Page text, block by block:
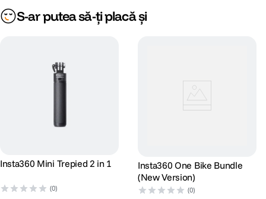
S-ar putea să-ți placă și
Insta360 Mini Trepied 2 in 1
(0)
Insta360 One Bike Bundle
(New Version)
(0)